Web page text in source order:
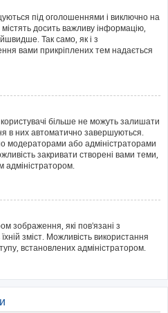
під оголошеннями і виключно на
досить важливу інформацію,
Так само, як і з
вами прикріплених тем надається
більше не можуть залишати
в них автоматично завершуються.
модераторами або адміністраторами
закривати створені вами теми,
адміністратором.
зображення, які пов'язані з
зміст. Можливість використання
встановлених адміністратором.